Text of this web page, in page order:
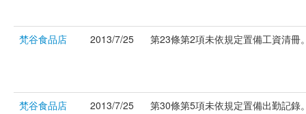
梵谷食品店 2013/7/25 第23條第2項未依規定置備工資清
梵谷食品店 2013/7/25 第30條第5項未依規定置備出勤記